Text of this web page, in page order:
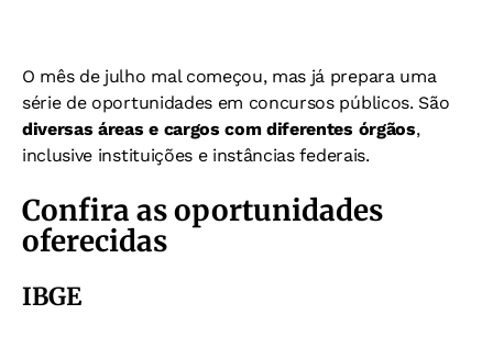
O mês de julho mal começou, mas já prepara uma
série de oportunidades em concursos públicos. São
diversas áreas e cargos com diferentes órgãos,
inclusive instituições e instâncias federais.
Confira as oportunidades
oferecidas
IBGE